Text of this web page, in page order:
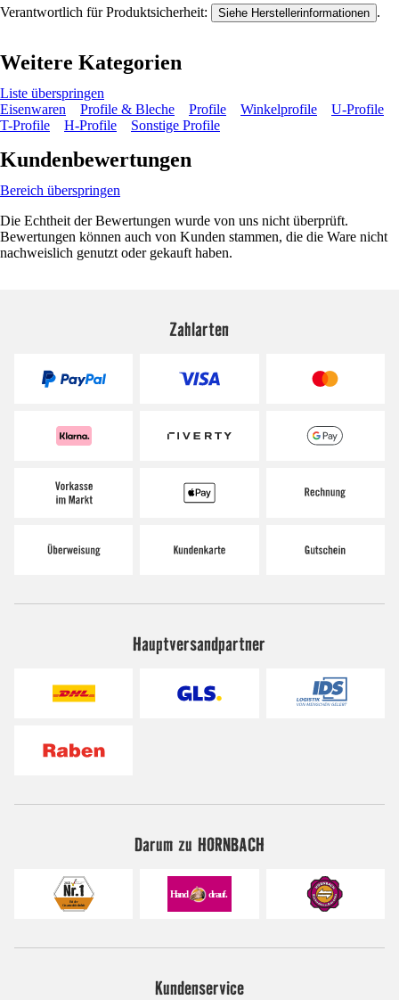
Verantwortlich für Produktsicherheit: Siehe Herstellerinformationen .
Weitere Kategorien
Liste überspringen
Eisenwaren
Profile & Bleche Profile Winkelprofile
U-Profile
T-Profile
H-Profile Sonstige Profile
Kundenbewertungen
Bereich überspringen
Die Echtheit der Bewertungen wurde von uns nicht überprüft.
Bewertungen können auch von Kunden stammen, die die Ware nicht
nachweislich genutzt oder gekauft haben.
Zahlarten
Hauptversandpartner
Darum zu HORNBACH
Kundenservice